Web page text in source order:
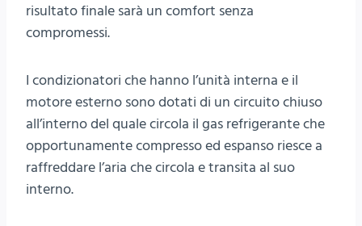
risultato finale sarà un comfort senza
compromessi.
I condizionatori che hanno l’unità interna e il
motore esterno sono dotati di un circuito chiuso
all’interno del quale circola il gas refrigerante che
opportunamente compresso ed espanso riesce a
raffreddare l’aria che circola e transita al suo
interno.